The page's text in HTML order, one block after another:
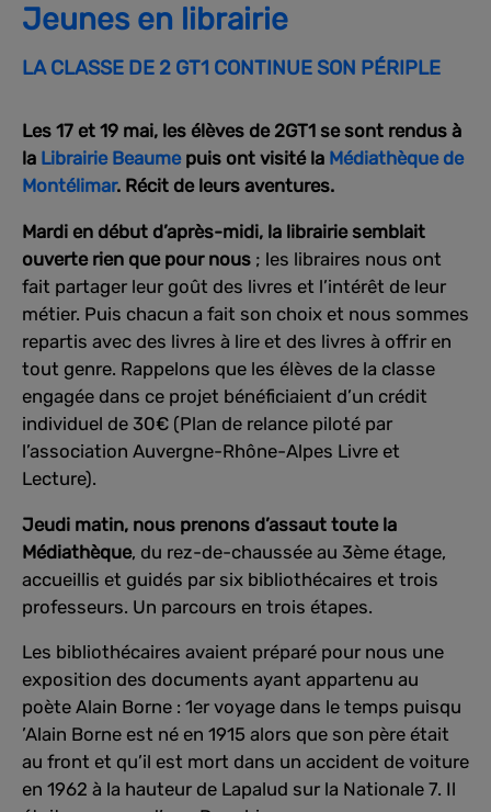
Jeunes en librairie
LA CLASSE DE 2 GT1 CONTINUE SON PÉRIPLE
Les 17 et 19 mai, les élèves de 2GT1 se sont rendus à
la Librairie Beaumepuis ont visité la Médiathèque de
Montélimar. Récit de leurs aventures.
Mardi en début d’après-midi, la librairie semblait
ouverte rien que pour nous ; les libraires nous ont
fait partager leur goût des livres et l’intérêt de leur
métier. Puis chacun a fait son choix et nous sommes
repartis avec des livres à lire et des livres à offrir en
tout genre. Rappelons que les élèves de la classe
engagée dans ce projet bénéficiaient d’un crédit
individuel de 30€ (Plan de relance piloté par
l’association Auvergne-Rhône-Alpes Livre et
Lecture).
Jeudi matin, nous prenons d’assaut toute la
Médiathèque, du rez-de-chaussée au 3ème étage,
accueillis et guidés par six bibliothécaires et trois
professeurs. Un parcours en trois étapes.
Les bibliothécaires avaient préparé pour nous une
exposition des documents ayant appartenu au
poète Alain Borne : 1er voyage dans le temps puisqu
’Alain Borne est né en 1915 alors que son père était
au front et qu’il est mort dans un accident de voiture
en 1962 à la hauteur de Lapalud sur la Nationale 7. Il